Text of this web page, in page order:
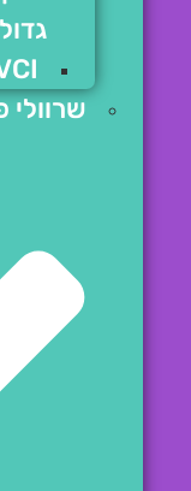
VCI להגנה מקורוזיה
שרוולי